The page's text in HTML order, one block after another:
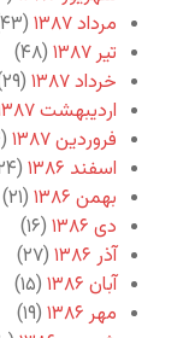
مرداد ۱۳۸۷
(۴۳)
تیر ۱۳۸۷
(۴۸)
خرداد ۱۳۸۷
(۲۹)
اردیبهشت ۱۳۸۷
فروردین ۱۳۸۷
(۱۴)
اسفند ۱۳۸۶
(۲۴)
بهمن ۱۳۸۶
(۲۱)
دی ۱۳۸۶
(۱۶)
آذر ۱۳۸۶
(۲۷)
آبان ۱۳۸۶
(۱۵)
مهر ۱۳۸۶
(۱۹)